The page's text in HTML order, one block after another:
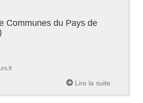
Communes du Pays de
Lire la suite